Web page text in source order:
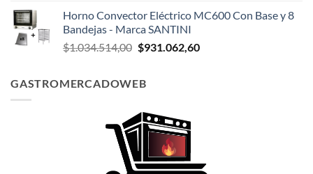
original
era:
$1.047.174,00.
actual
$942.456,60.
Horno Convector Eléctrico MC600 Con Base y 8
Bandejas - Marca SANTINI
$1.034.514,00 El
era:
$931.062,60El
GASTROMERCADOWEB